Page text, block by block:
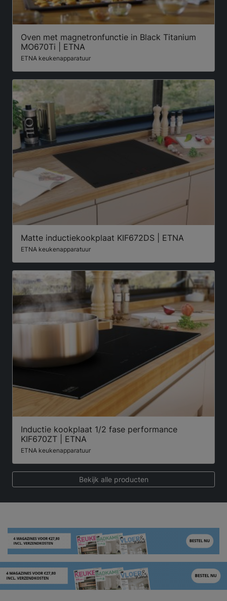
Oven met magnetronfunctie in Black Titanium
MO670Ti | ETNA
ETNA keukenapparatuur
Matte inductiekookplaat KIF672DS | ETNA
ETNA keukenapparatuur
Inductie kookplaat 1/2 fase performance
KIF670ZT | ETNA
ETNA keukenapparatuur
Bekijk alle producten